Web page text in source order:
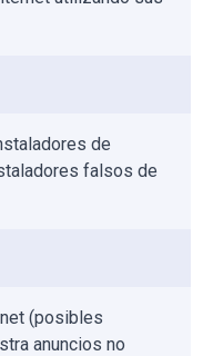
de
falsos de
(posibles
anuncios no